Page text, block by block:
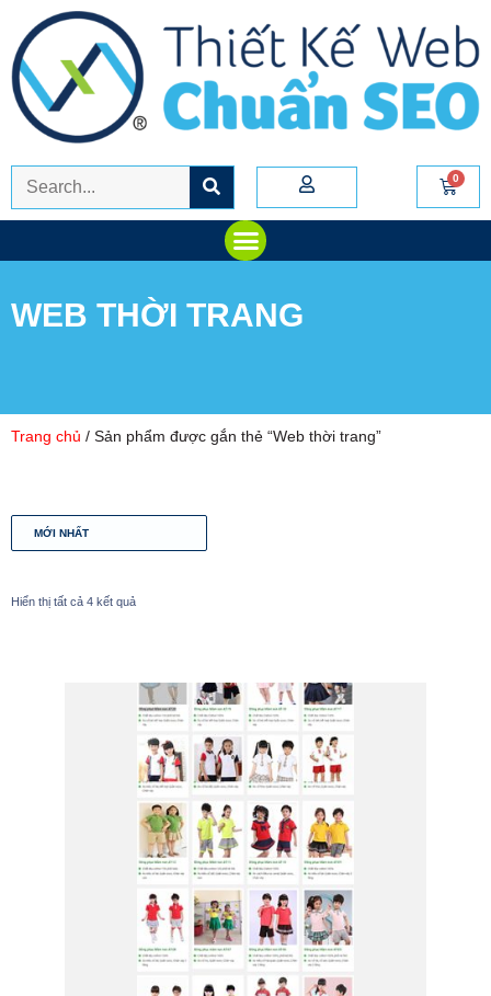
WEB THỜI TRANG
Trang chủ / Sản phẩm được gắn thẻ “Web thời trang”
Hiển thị tất cả 4 kết quả